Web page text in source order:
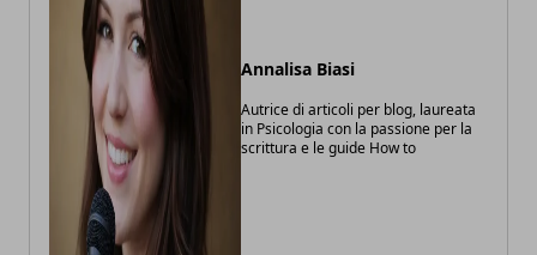
Annalisa Biasi
Autrice di articoli per blog, laureata
in Psicologia con la passione per la
scrittura e le guide How to